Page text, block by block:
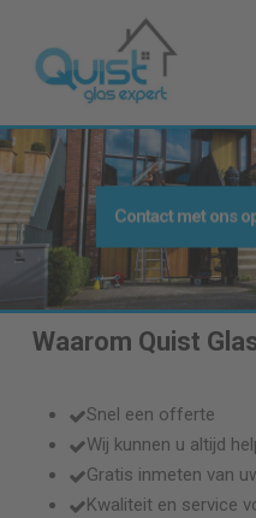
main
Contact met ons
Waarom Quist
Snel een offerte
Wij kunnen u altijd
Gratis inmeten van
Kwaliteit en service